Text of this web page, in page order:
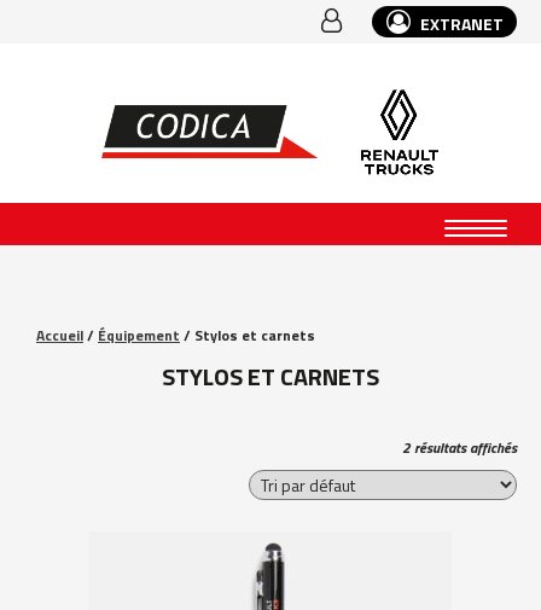
EXTRANET
Accueil/ Équipement / Stylos et carnets
STYLOS ET CARNETS
2 résultats affichés